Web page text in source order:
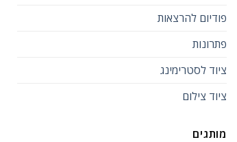
פודיום להרצאות
פתרונות
ציוד לסטרימינג
ציוד צילום
מותגים